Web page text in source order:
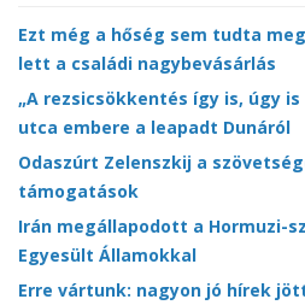
Ezt még a hőség sem tudta
lett a családi nagybevásárlás
„A rezsicsökkentés így is, úgy
utca embere a leapadt Dunáról
Odaszúrt Zelenszkij a
támogatások
Irán megállapodott a Hormuzi-
Egyesült Államokkal
Erre vártunk: nagyon jó hírek